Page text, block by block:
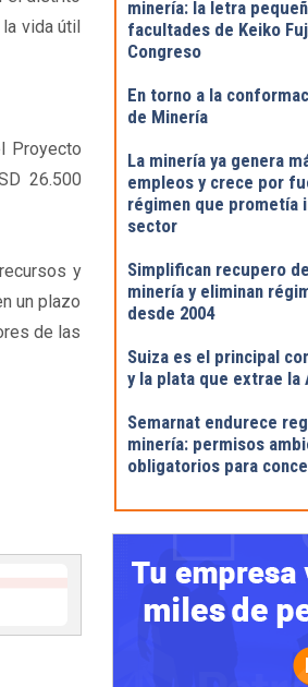
vida útil
Proyecto
26.500
y
un plazo
de las
minería: la letra
facultades de Keiko
Congreso
En torno a la
de Minería
La minería ya genera
empleos y crece por
régimen que prometía
sector
Simplifican recupero
minería y eliminan
desde 2004
Suiza es el principal
y la plata que extrae la
Semarnat endurece
minería: permisos
obligatorios para